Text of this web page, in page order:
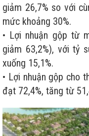
giảm 26,7% so với
mức khoảng 30%.
• Lợi nhuận gộp từ
giảm 63,2%), với tỷ
xuống 15,1%.
• Lợi nhuận gộp cho
đạt 72,4%, tăng từ